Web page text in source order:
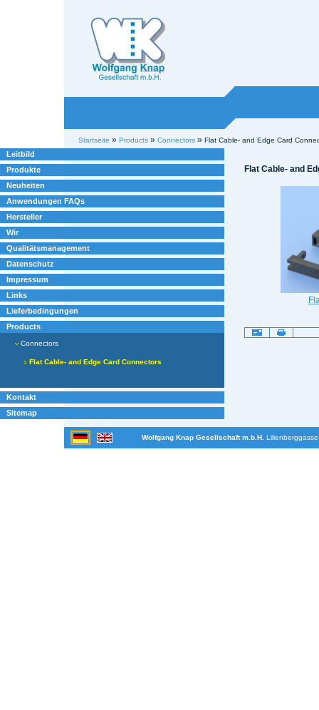
Sektionen
Benutzerspezifische
Werkzeuge
Startseite » Products » Connectors » Flat Cable- and Edge Card
Leitbild
Produkte
Neuheiten
Anwendungen FAQs
Hersteller
Wir
Qualitätsmanagement
Datenschutz
Impressum
Links
Lieferbedingungen
Products
Connectors
Flat Cable- and Edge Card Connectors
Kontakt
Sitemap
Flat Cable- and
Artikelaktionen
Wolfgang Knap Gesellschaft m.b.H.